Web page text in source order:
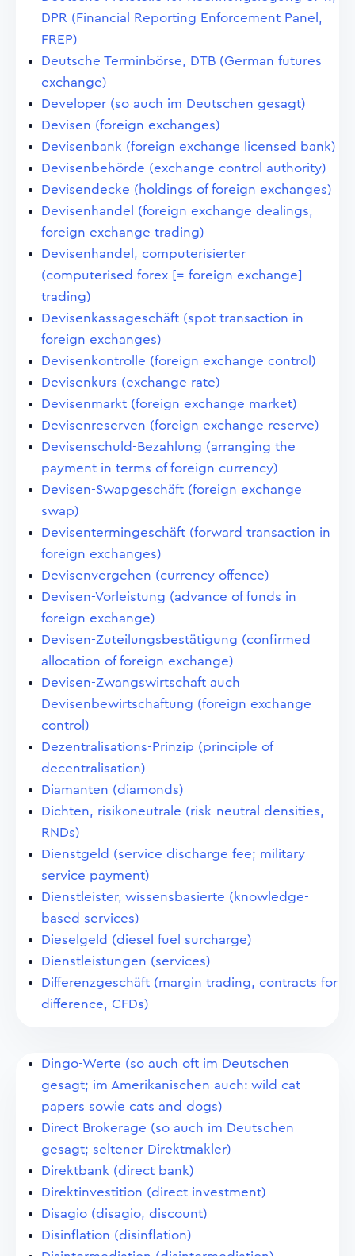
DPR (Financial Reporting Enforcement Panel,
FREP)
Deutsche Terminbörse, DTB (German futures
exchange)
Developer (so auch im Deutschen gesagt)
Devisen (foreign exchanges)
Devisenbank (foreign exchange licensed bank)
Devisenbehörde (exchange control authority)
Devisendecke (holdings of foreign exchanges)
Devisenhandel (foreign exchange dealings,
foreign exchange trading)
Devisenhandel, computerisierter
(computerised forex [= foreign exchange]
trading)
Devisenkassageschäft (spot transaction in
foreign exchanges)
Devisenkontrolle (foreign exchange control)
Devisenkurs (exchange rate)
Devisenmarkt (foreign exchange market)
Devisenreserven (foreign exchange reserve)
Devisenschuld-Bezahlung (arranging the
payment in terms of foreign currency)
Devisen-Swapgeschäft (foreign exchange
swap)
Devisentermingeschäft (forward transaction in
foreign exchanges)
Devisenvergehen (currency offence)
Devisen-Vorleistung (advance of funds in
foreign exchange)
Devisen-Zuteilungsbestätigung (confirmed
allocation of foreign exchange)
Devisen-Zwangswirtschaft auch
Devisenbewirtschaftung (foreign exchange
control)
Dezentralisations-Prinzip (principle of
decentralisation)
Diamanten (diamonds)
Dichten, risikoneutrale (risk-neutral densities,
RNDs)
Dienstgeld (service discharge fee; military
service payment)
Dienstleister, wissensbasierte (knowledge-
based services)
Dieselgeld (diesel fuel surcharge)
Dienstleistungen (services)
Differenzgeschäft (margin trading, contracts for
difference, CFDs)
Dingo-Werte (so auch oft im Deutschen
gesagt; im Amerikanischen auch: wild cat
papers sowie cats and dogs)
Direct Brokerage (so auch im Deutschen
gesagt; seltener Direktmakler)
Direktbank (direct bank)
Direktinvestition (direct investment)
Disagio (disagio, discount)
Disinflation (disinflation)